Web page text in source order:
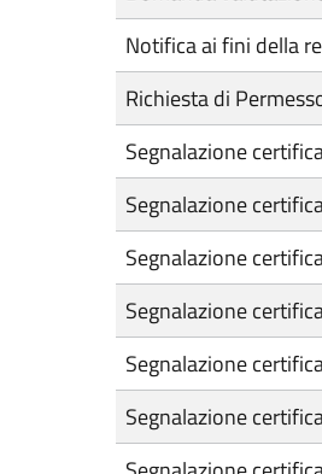
Notifica ai fini della
Richiesta di
Segnalazione
Segnalazione
Segnalazione
Segnalazione
Segnalazione
Segnalazione